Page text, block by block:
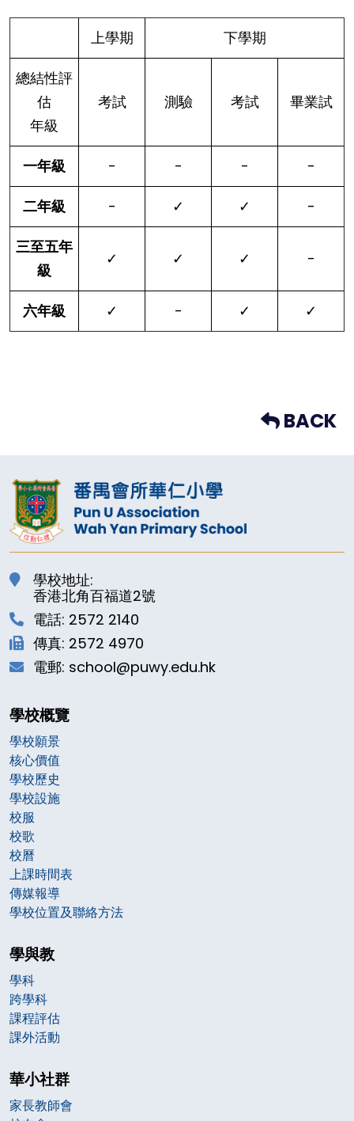
上學期 下學期
總結性評
估
年級
考試 測驗 考試 畢業試
一年級 - - - -
二年級 - ✓ ✓ -
三至五年
級
✓ ✓ ✓ -
六年級 ✓ - ✓ ✓
BACK
學校地址:
香港北角百福道2號
電話: 2572 2140
傳真: 2572 4970
電郵: school@puwy.edu.hk
學校概覽
學校願景
核心價值
學校歷史
學校設施
校服
校歌
校曆
上課時間表
傳媒報導
學校位置及聯絡方法
學與教
學科
跨學科
課程評估
課外活動
華小社群
家長教師會